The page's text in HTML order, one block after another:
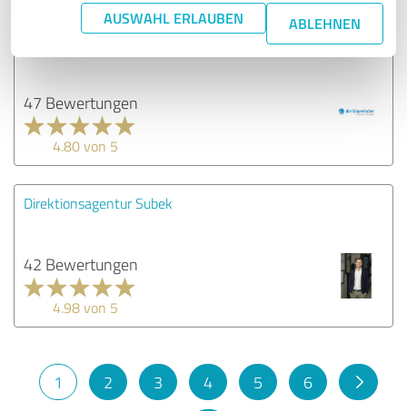
AUSWAHL ERLAUBEN ABLEHNEN
47 Bewertungen
4.80 von 5
Direktionsagentur Subek
42 Bewertungen
4.98 von 5
1 2 3 4 5 6